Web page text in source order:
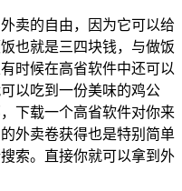
卖的自由，因为它可以给
也就是三四块钱，与做饭
时候在高省软件中还可以
以吃到一份美味的鸡公
下载一个高省软件对你来
外卖卷获得也是特别简单
索。直接你就可以拿到外